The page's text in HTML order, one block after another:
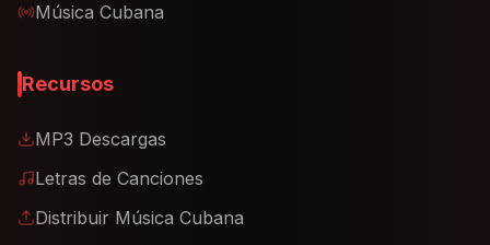
Música Cubana
Recursos
MP3 Descargas
Letras de Canciones
Distribuir Música Cubana